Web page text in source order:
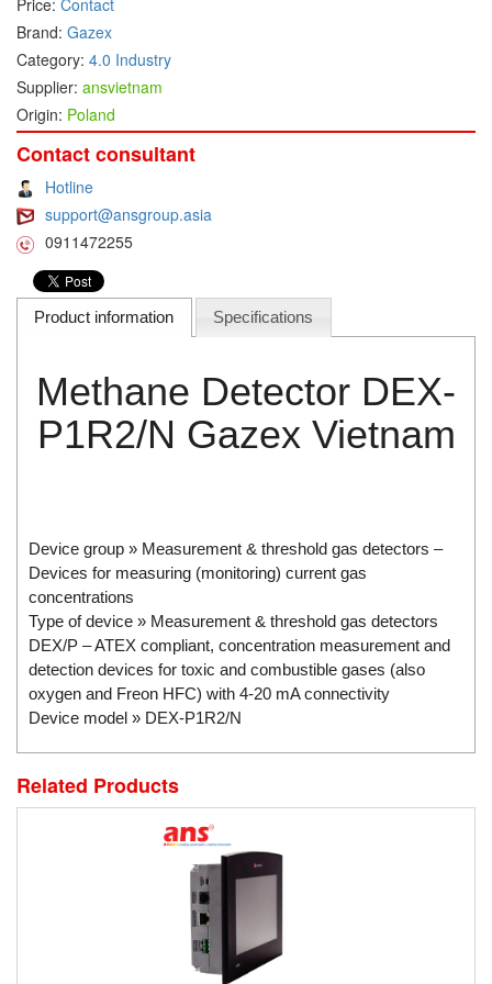
DEIF
Delmhorst VietNam
DELTA
Delta Ohm
Delta-mobrey
DEMA Engineering/ Foam- IT
DESAX
DET-TRONICS
Diakont
Dias Infrared
DINA Elektronik
Di-Soric
Dixon Valve
Doctor Led Vietnam
DOLD - Autho ANS
Dold Vietnam
Dongdo Tech
Donghwa Valve
Dongkun
DR. NEUMANN Peltier-Technik
Brand: Gazex
Category: 4.0 Industry
Supplier: ansvietnam
Origin: Poland
Contact consultant
Hotline
support@ansgroup.asia
0911472255
Product information Specifications
Methane Detector DEX-
P1R2/N Gazex Vietnam
Device group » Measurement & threshold gas detectors –
Devices for measuring (monitoring) current gas
concentrations
Type of device » Measurement & threshold gas detectors
DEX/P – ATEX compliant, concentration measurement and
detection devices for toxic and combustible gases (also
oxygen and Freon HFC) with 4-20 mA connectivity
Device model » DEX-P1R2/N
Related Products